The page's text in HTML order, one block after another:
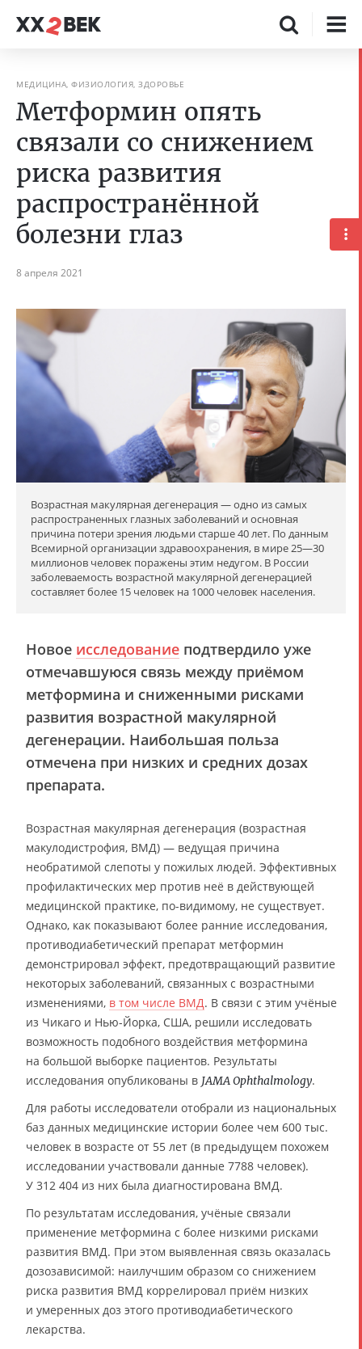
МЕДИЦИНА, ФИЗИОЛОГИЯ, ЗДОРОВЬЕ
Метформин опять
связали со снижением
риска развития
распространённой
болезни глаз
8 апреля 2021
Возрастная макулярная дегенерация — одно из самых
распространенных глазных заболеваний и основная
причина потери зрения людьми старше 40 лет. По данным
Всемирной организации здравоохранения, в мире 25—30
миллионов человек поражены этим недугом. В России
заболеваемость возрастной макулярной дегенерацией
составляет более 15 человек на 1000 человек населения.
Новое исследование подтвердило уже
отмечавшуюся связь между приёмом
метформина и сниженными рисками
развития возрастной макулярной
дегенерации. Наибольшая польза
отмечена при низких и средних дозах
препарата.
Возрастная макулярная дегенерация (возрастная
макулодистрофия, ВМД) — ведущая причина
необратимой слепоты у пожилых людей. Эффективных
профилактических мер против неё в действующей
медицинской практике, по-видимому, не существует.
Однако, как показывают более ранние исследования,
противодиабетический препарат метформин
демонстрировал эффект, предотвращающий развитие
некоторых заболеваний, связанных с возрастными
изменениями, в том числе ВМД. В связи с этим учёные
из Чикаго и Нью-Йорка, США, решили исследовать
возможность подобного воздействия метформина
на большой выборке пациентов. Результаты
исследования опубликованы в JAMA Ophthalmology.
Для работы исследователи отобрали из национальных
баз данных медицинские истории более чем 600 тыс.
человек в возрасте от 55 лет (в предыдущем похожем
исследовании участвовали данные 7788 человек).
У 312 404 из них была диагностирована ВМД.
По результатам исследования, учёные связали
применение метформина с более низкими рисками
развития ВМД. При этом выявленная связь оказалась
дозозависимой: наилучшим образом со снижением
риска развития ВМД коррелировал приём низких
и умеренных доз этого противодиабетического
лекарства.